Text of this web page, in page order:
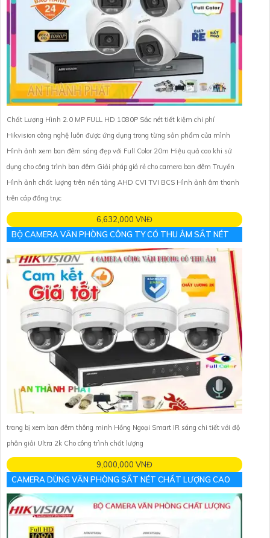
Chất Lượng Hình 2.0 MP FULL HD 1080P Sắc nét tiết kiệm chi phí
Hikvision công nghệ luôn được ứng dụng trong từng sản phẩm của mình
Hình ảnh xem ban đêm sáng đẹp với Full Color 20m Hiệu quả cao khi sử
dụng cho công trình ban đêm Giải pháp giá rẻ cho camera ban đêm Truyền
Hình ảnh chất lượng trên nền tảng AHD CVI TVI BCS Hình ảnh âm thanh
trên cáp đồng trục
6,632,000 VNĐ
BỘ CAMERA VĂN PHÒNG CÔNG TY CÓ THU ÂM SẮT NÉT
trang bị xem ban đêm thông minh Hồng Ngoại Smart IR sáng chi tiết với độ
phân giải Ultra 2k Cho công trình chất lượng
9,000,000 VNĐ
CAMERA DÙNG VĂN PHÒNG SẮT NÉT CHẤT LƯỢNG CAO